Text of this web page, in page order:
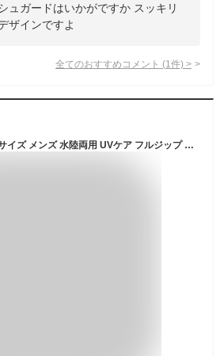
ュガードはいかがですか スッキリ
ザインですよ
全てのおすすめコメント (1 件) >
[フィラ] サカゼン 大きいサイズ メンズ 水陸両用 UVケア フルジップ 長袖 ラッシュガード ブラック / 5L